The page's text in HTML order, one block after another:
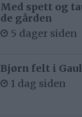
Med spett og
de gården
5 dager siden
Bjørn felt i
1 dag siden